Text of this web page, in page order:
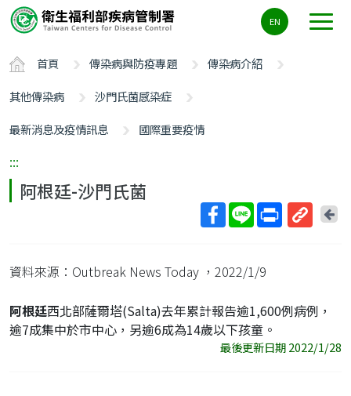
要
容
ALT+C
EN
首頁 傳染病與防疫專題
傳染病介紹
其他傳染病
沙門氏菌感染症
最新消息及疫情訊息
國際重要疫情
:::
阿根廷-沙門氏菌
址
回
資料來源：Outbreak News Today ，2022/1/9
阿根廷西北部薩爾塔(Salta)去年累計報告逾1,600例病例，
逾7成集中於市中心，另逾6成為14歲以下孩童。
最後更新日期 2022/1/28